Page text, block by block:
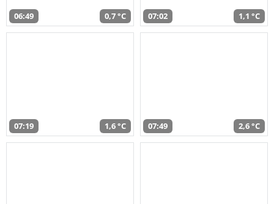
06:49 0,7 °C 07:02 1,1 °C
07:19 1,6 °C 07:49 2,6 °C